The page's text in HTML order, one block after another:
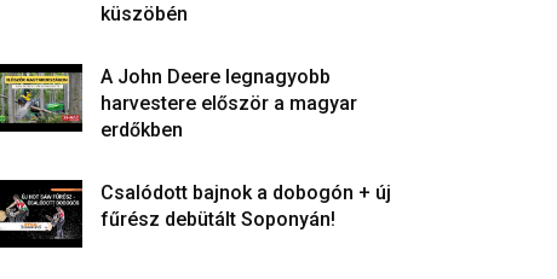
küszöbén
A John Deere legnagyobb
harvestere először a magyar
erdőkben
Csalódott bajnok a dobogón + új
fűrész debütált Soponyán!